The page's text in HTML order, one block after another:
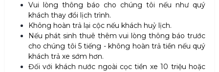
Vui lòng thông báo cho chúng tôi nếu như quý
khách thay đổi lịch trình.
Không hoàn trả lại cộc nếu khách huỷ lịch.
Nếu phát sinh thuê thêm vui lòng thông báo trước
cho chúng tôi 5 tiếng - không hoàn trả tiền nếu quý
khách trả xe sớm hơn.
Đối với khách nước ngoài cọc tiền xe 10 triệu hoặc